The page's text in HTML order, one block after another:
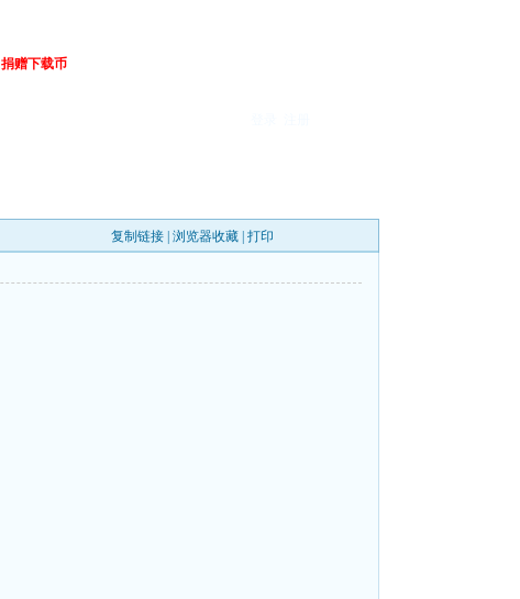
捐赠下载币
复制链接| 浏览器收藏| 打印